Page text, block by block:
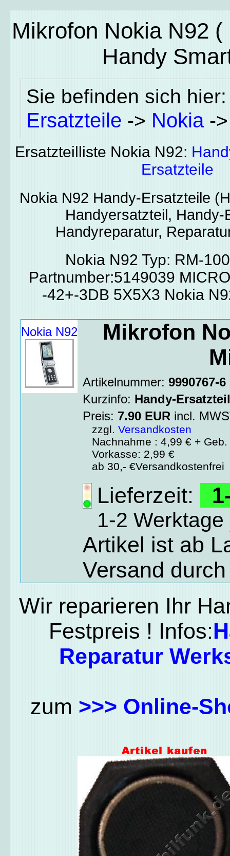
Mikrofon Nokia N92
Handy
Sie befinden sich
Ersatzteile -> Nokia-
Ersatzteilliste Nokia N92:
Ersatzteile
Nokia N92 Handy-Ersatzteile
Handyersatzteil, Handy-
Handyreparatur,
Nokia N92 Typ: RM-
Partnumber:5149039
-42+-3DB 5X5X3 Nokia
Nokia N92
Mikrofon
Artikelnummer:9990767-6
Kurzinfo: Handy-
Preis: 7.90 EUR incl.
zzgl.Versandkosten
Nachnahme : 4,99 € + Geb.
Vorkasse: 2,99 €
ab 30,- €Versandkostenfrei
Lieferzeit:
1-2 Werktage
Artikel ist ab
Versand
Wir reparieren Ihr
Festpreis ! Infos:
Reparatur
zum >>> Online-